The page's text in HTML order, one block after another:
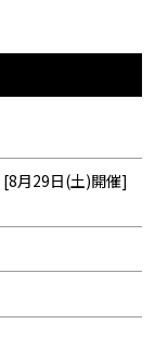
[8月29日(土)開催]